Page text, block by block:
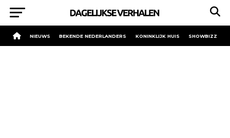
NIEUWS BEKENDE NEDERLANDERS KONINKLIJK HUIS SHOWBIZZ